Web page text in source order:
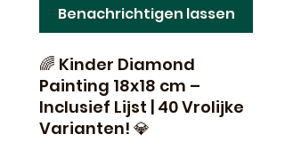
Benachrichtigen lassen
🌈 Kinder Diamond
Painting 18x18 cm –
Inclusief Lijst | 40 Vrolijke
Varianten! 💎